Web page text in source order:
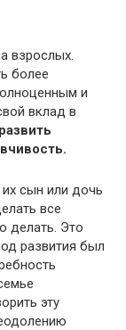
взрослых.
более
и
вклад в
сын или дочь
все
делать. Это
развития был
эту